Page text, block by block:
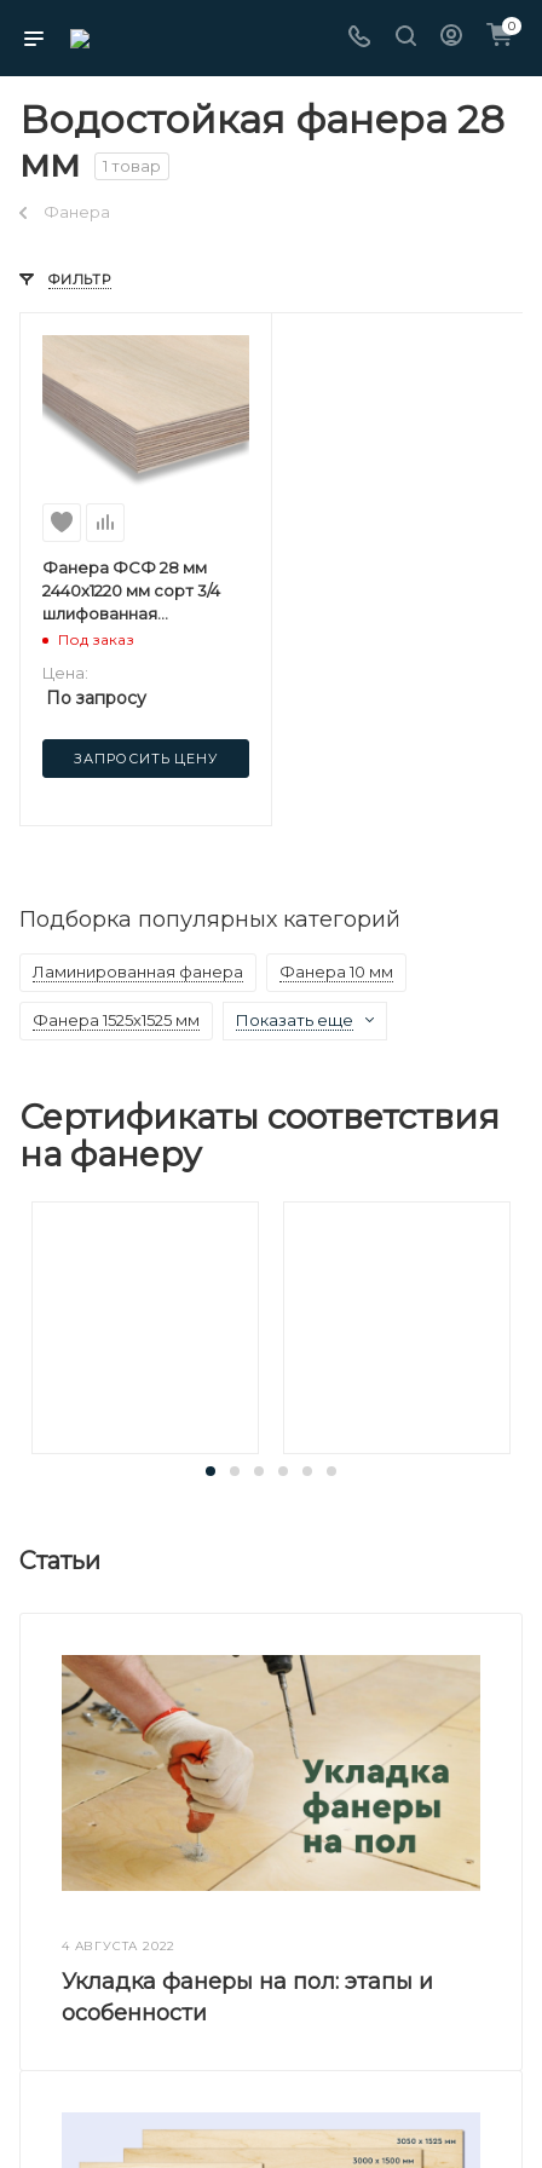
0
Водостойкая фанера 28
мм
1 товар
Фанера
ФИЛЬТР
Фанера ФСФ 28 мм
2440х1220 мм сорт 3/4
шлифованная
березовая
Под заказ
Цена:
По запросу
ЗАПРОСИТЬ ЦЕНУ
Подборка популярных категорий
Ламинированная фанера Фанера 10 мм
Фанера 1525х1525 мм Показать еще
Сертификаты соответствия
на фанеру
Статьи
4 АВГУСТА 2022
Укладка фанеры на пол: этапы и
особенности